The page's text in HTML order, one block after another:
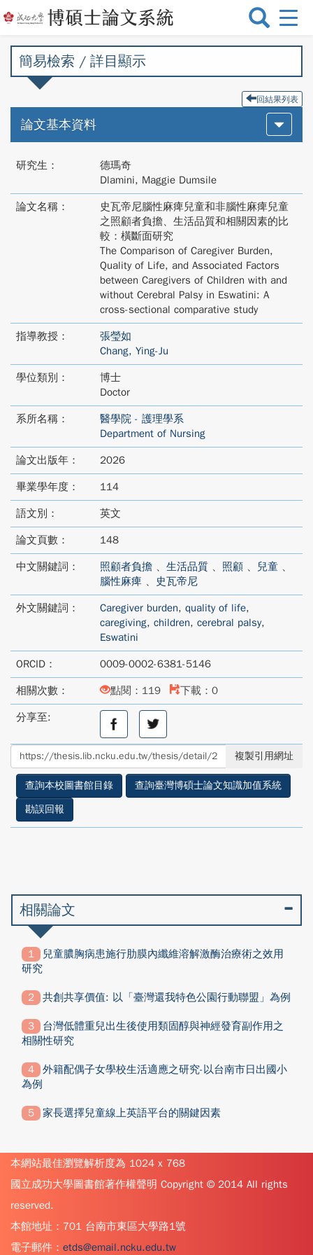
選
切
簡易檢索 / 詳目顯示
回結果列表
論文基本資料
研究生：
德瑪奇
Dlamini, Maggie Dumsile
論文名稱：
史瓦帝尼腦性麻痺兒童和非腦性麻痺兒童
之照顧者負擔、生活品質和相關因素的比
較：橫斷面研究
The Comparison of Caregiver Burden,
Quality of Life, and Associated Factors
between Caregivers of Children with and
without Cerebral Palsy in Eswatini: A
cross-sectional comparative study
指導教授：
張瑩如
Chang, Ying-Ju
學位類別：
博士
Doctor
系所名稱：
醫學院 - 護理學系
Department of Nursing
論文出版年： 2026
畢業學年度： 114
語文別： 英文
論文頁數： 148
中文關鍵詞： 照顧者負擔 、 生活品質 、 照顧 、 兒童 、
腦性麻痺 、 史瓦帝尼
外文關鍵詞： Caregiver burden, quality of life,
caregiving, children, cerebral palsy,
Eswatini
ORCID： 0009-0002-6381-5146
相關次數： 點閱：119 下載：0
分享至:
分
至
facebook
分
享
至
twitter
複製引用網址
查詢本校圖書館目錄
查詢臺灣博碩士論文知識加值系統
勘誤回報
相關論文
兒童膿胸病患施行肋膜內纖維溶解激酶治療術之效用
研究
共創共享價值: 以「臺灣還我特色公園行動聯盟」為例
台灣低體重兒出生後使用類固醇與神經發育副作用之
相關性研究
外籍配偶子女學校生活適應之研究-以台南市日出國小
為例
家長選擇兒童線上英語平台的關鍵因素
本網站最佳瀏覽解析度為 1024 x 768
國立成功大學圖書館著作權聲明 Copyright © 2014 All rights
reserved.
本館地址：701 台南市東區大學路1號
電子郵件： etds@email.ncku.edu.tw